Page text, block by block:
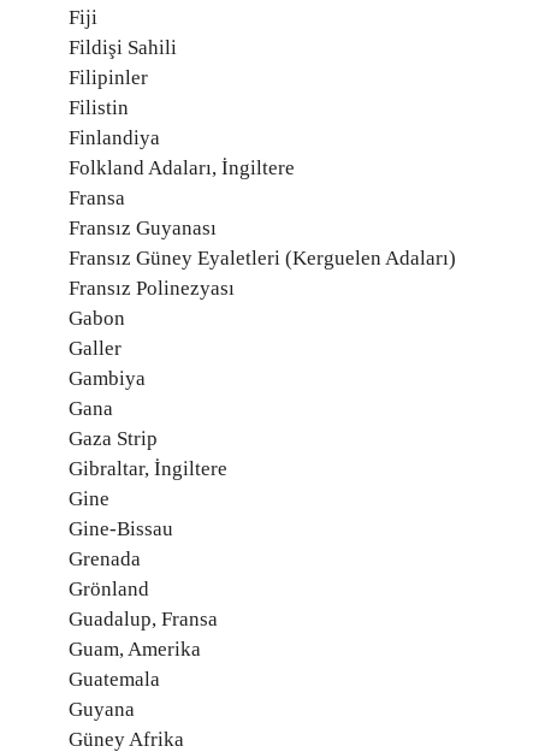
Fiji
Fildişi Sahili
Filipinler
Filistin
Finlandiya
Folkland Adaları, İngiltere
Fransa
Fransız Guyanası
Fransız Güney Eyaletleri (Kerguelen Adaları)
Fransız Polinezyası
Gabon
Galler
Gambiya
Gana
Gaza Strip
Gibraltar, İngiltere
Gine
Gine-Bissau
Grenada
Grönland
Guadalup, Fransa
Guam, Amerika
Guatemala
Guyana
Güney Afrika